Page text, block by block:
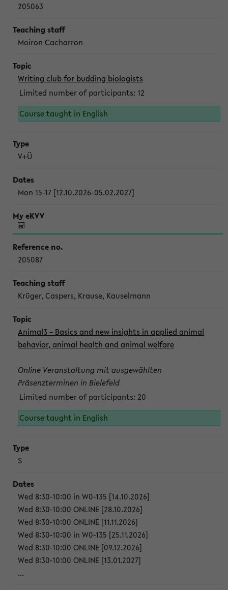
205063
Moiron Cacharron
Writing club for budding biologists
Limited number of participants: 12
Course taught in English
V+Ü
Mon 15-17 [12.10.2026-05.02.2027]
205087
Krüger, Caspers, Krause, Kauselmann
Animal3 – Basics and new insights in applied animal
behavior, animal health and animal welfare
Online Veranstaltung mit ausgewählten
Präsenzterminen in Bielefeld
Limited number of participants: 20
Course taught in English
S
Wed 8:30-10:00 in W0-135 [14.10.2026]
Wed 8:30-10:00 ONLINE [28.10.2026]
Wed 8:30-10:00 ONLINE [11.11.2026]
Wed 8:30-10:00 in W0-135 [25.11.2026]
Wed 8:30-10:00 ONLINE [09.12.2026]
Wed 8:30-10:00 ONLINE [13.01.2027]
...